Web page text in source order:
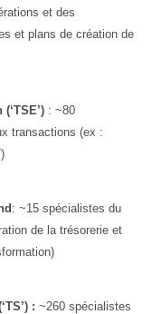
et des
et plans de création de
: ~80
transactions (ex :
: ~15 spécialistes du
de la trésorerie et
: ~260 spécialistes